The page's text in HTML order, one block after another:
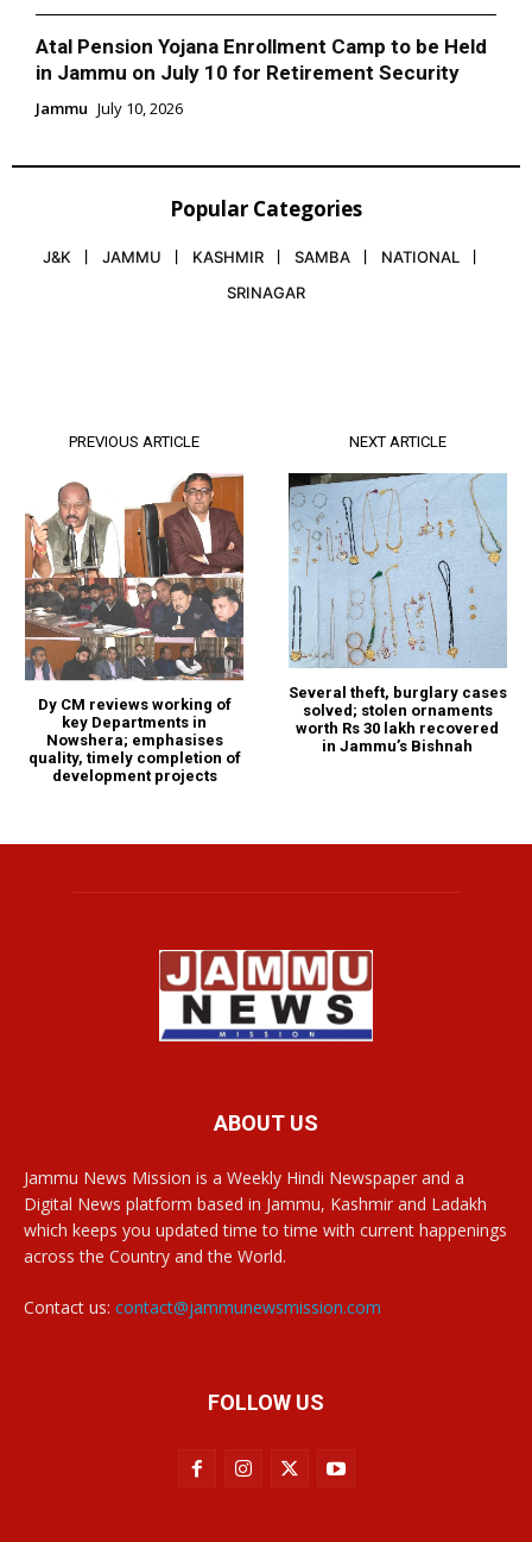
Atal Pension Yojana Enrollment Camp to be Held
in Jammu on July 10 for Retirement Security
Jammu July 10, 2026
Popular Categories
J&K JAMMU KASHMIR SAMBA
NATIONAL
SRINAGAR
PREVIOUS ARTICLE
Dy CM reviews working of
key Departments in
Nowshera; emphasises
quality, timely completion of
development projects
NEXT ARTICLE
Several theft, burglary cases
solved; stolen ornaments
worth Rs 30 lakh recovered
in Jammu’s Bishnah
ABOUT US
Jammu News Mission is a Weekly Hindi Newspaper and a
Digital News platform based in Jammu, Kashmir and Ladakh
which keeps you updated time to time with current happenings
across the Country and the World.
Contact us: contact@jammunewsmission.com
FOLLOW US